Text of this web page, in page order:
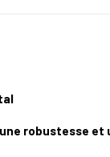
une robustesse